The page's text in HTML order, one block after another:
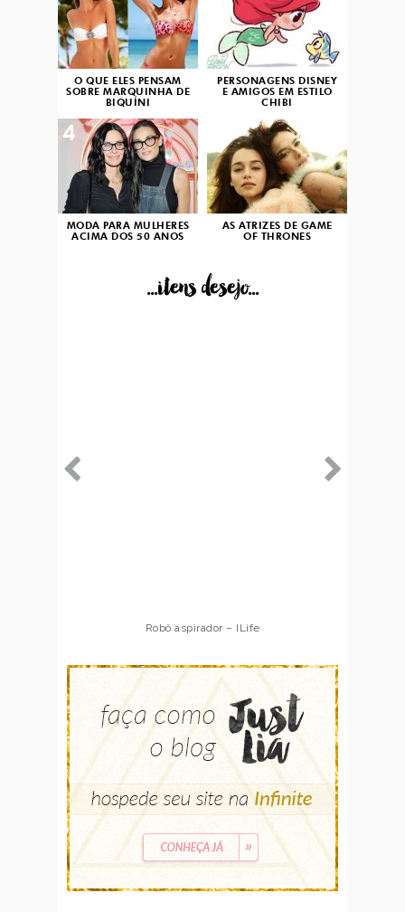
O QUE ELES PENSAM
SOBRE MARQUINHA DE
BIQUÍNI
PERSONAGENS DISNEY
E AMIGOS EM ESTILO
CHIBI
MODA PARA MULHERES
ACIMA DOS 50 ANOS
4
AS ATRIZES DE GAME
OF THRONES
...itens desejo...
Robô aspirador – ILife